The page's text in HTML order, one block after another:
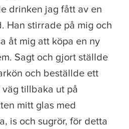
drinken jag fått av en
Han stirrade på mig och
åt mig att köpa en ny
Sagt och gjort ställde
och beställde ett
tillbaka ut på
mitt glas med
is och sugrör, för detta